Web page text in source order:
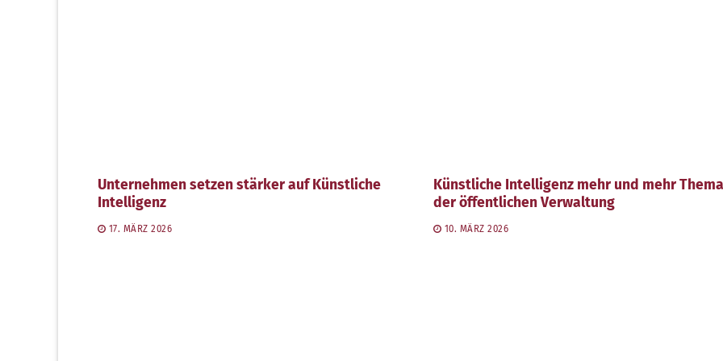
Unternehmen setzen stärker auf Künstliche
Intelligenz
17. MÄRZ 2026
Künstliche Intelligenz mehr und mehr
der öffentlichen Verwaltung
10. MÄRZ 2026